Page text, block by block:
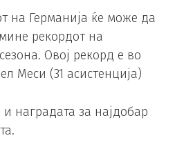
на Германија ќе може да
рекордот на
Овој рекорд е во
Меси (31 асистенција)
наградата за најдобар